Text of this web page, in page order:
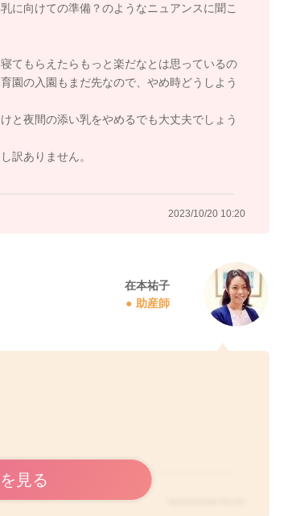
しているのですが、こちらも同じタイミング
中の不足を補うタイプのお子さんもいます。
ミングとしてはそちらが終わってから添い乳
に向けての準備？のようなニュアンスに聞こ
てもらえたらもっと楽だなとは思っているの
園の入園もまだ先なので、やめ時どうしよう
と夜間の添い乳をやめるでも大丈夫でしょう
訳ありません。
2023/10/20 10:20
在本祐子
助産師
見る